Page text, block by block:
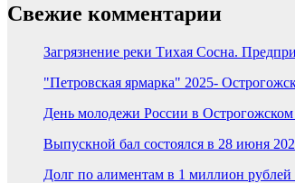
Свежие комментарии
Загрязнение реки Тихая Сосна.
"Петровская ярмарка" 2025-
День молодежи России в
Выпускной бал состоялся в 28 июня
Долг по алиментам в 1 миллион